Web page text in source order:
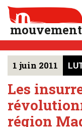
DOSSIERS
ARTICLES
LES NUMÉROS
QUI SOMMES NOUS ?
1 juin 2011
Les
région